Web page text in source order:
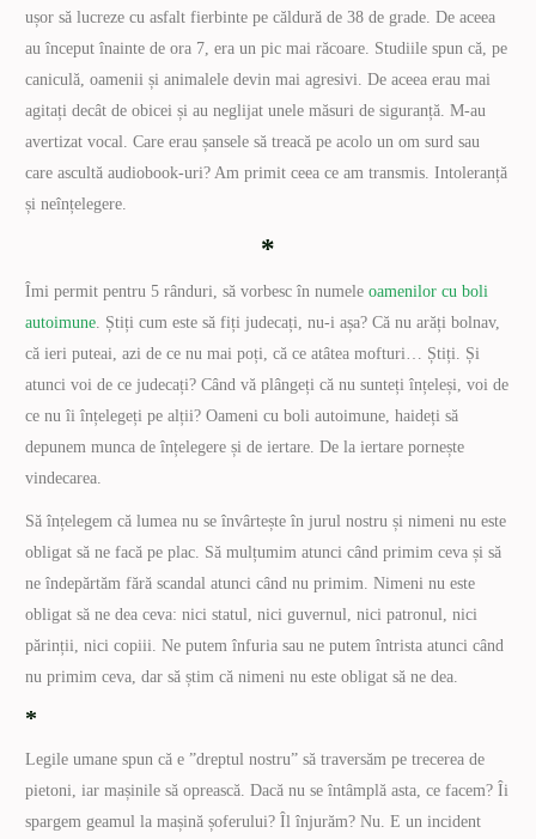
ușor să lucreze cu asfalt fierbinte pe căldură de 38 de grade. De aceea
au început înainte de ora 7, era un pic mai răcoare. Studiile spun că, pe
caniculă, oamenii și animalele devin mai agresivi. De aceea erau mai
agitați decât de obicei și au neglijat unele măsuri de siguranță. M-au
avertizat vocal. Care erau șansele să treacă pe acolo un om surd sau
care ascultă audiobook-uri? Am primit ceea ce am transmis. Intoleranță
și neînțelegere.
*
Îmi permit pentru 5 rânduri, să vorbesc în numeleoamenilor cu boli
autoimune . Știți cum este să fiți judecați, nu-i așa? Că nu arăți bolnav,
că ieri puteai, azi de ce nu mai poți, că ce atâtea mofturi… Știți. Și
atunci voi de ce judecați? Când vă plângeți că nu sunteți înțeleși, voi de
ce nu îi înțelegeți pe alții? Oameni cu boli autoimune, haideți să
depunem munca de înțelegere și de iertare. De la iertare pornește
vindecarea.
Să înțelegem că lumea nu se învârtește în jurul nostru și nimeni nu este
obligat să ne facă pe plac. Să mulțumim atunci când primim ceva și să
ne îndepărtăm fără scandal atunci când nu primim. Nimeni nu este
obligat să ne dea ceva: nici statul, nici guvernul, nici patronul, nici
părinții, nici copiii. Ne putem înfuria sau ne putem întrista atunci când
nu primim ceva, dar să știm că nimeni nu este obligat să ne dea.
*
Legile umane spun că e ”dreptul nostru” să traversăm pe trecerea de
pietoni, iar mașinile să oprească. Dacă nu se întâmplă asta, ce facem? Îi
spargem geamul la mașină șoferului? Îl înjurăm? Nu. E un incident